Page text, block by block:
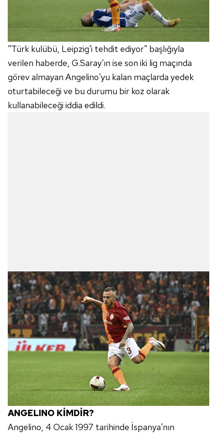
kullanılmaktadır. Diğer çerezler, sitemizin daha işlevsel
kılınması ve kişiselleştirilmesi ve sizlere yönelik
reklam/pazarlama faaliyetlerinin yapılması, amaçlarıyla
sınırlı olarak açık rızanız dahilinde kullanılacaktır.
Çerezlere ilişkin tercihlerinizi aşağıda yer alan panel
vasıtasıyla belirleyebilirsiniz. Çerezlere ilişkin detaylı bilgi
için Ayarlar butonuna tıklayabilir, Çerez Bilgilendirme
Metnimiziziyaret edebilirsiniz.
"Türk kulübü, Leipzig'i tehdit ediyor" başlığıyla
verilen haberde, G.Saray'ın ise son iki lig maçında
görev almayan Angelino'yu kalan maçlarda yedek
oturtabileceği ve bu durumu bir koz olarak
kullanabileceği iddia edildi.
ANGELINO KİMDİR?
Angelino, 4 Ocak 1997 tarihinde İspanya'nın